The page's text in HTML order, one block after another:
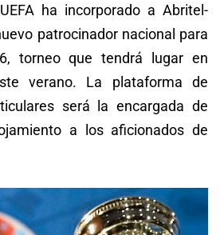
ha incorporado a Abritel-
patrocinador nacional para
torneo que tendrá lugar en
verano. La plataforma de
será la encargada de
a los aficionados de